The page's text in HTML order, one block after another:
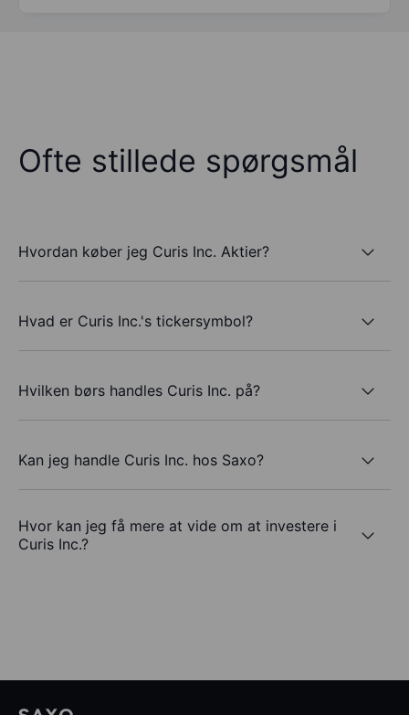
Ofte stillede spørgsmål
Hvordan køber jeg Curis Inc. Aktier?
Hvad er Curis Inc.'s tickersymbol?
Hvilken børs handles Curis Inc. på?
Kan jeg handle Curis Inc. hos Saxo?
Hvor kan jeg få mere at vide om at investere i
Curis Inc.?